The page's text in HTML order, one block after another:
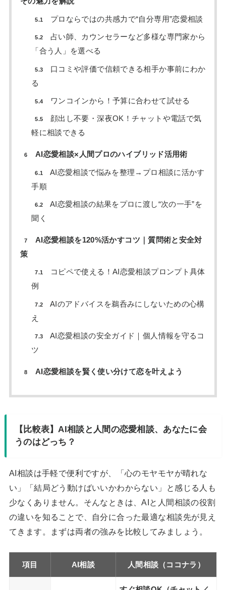
5.1 プロならではの共感力で“自分専用”恋愛相談
5.2
占い師、カウンセラーなど多様な専門家から
「合う人」を選べる
5.3
口コミや評価で信頼できる相手か事前にわか
る
5.4 ワンコインから！予算に合わせて試せる
5.5
顔出し不要・深夜OK！チャットや電話で気
軽に相談できる
6 AI恋愛相談×人間プロのハイブリッド活用術
6.1
AI恋愛相談で悩みを整理→プロ相談に活かす
手順
6.2
AI恋愛相談の結果をプロに渡し“次の一手”を
聞く
7
AI恋愛相談を120%活かすコツ｜質問術と安全対
策
7.1
コピペで使える！AI恋愛相談プロンプト具体
例
7.2
AIのアドバイスを鵜呑みにしないための心構
え
7.3
AI恋愛相談の安全ガイド｜個人情報を守るコ
ツ
8 AI恋愛相談を賢く使い分けて恋を叶えよう
【比較表】AI相談と人間の恋愛相談、あなたに会
うのはどっち？
AI相談は手軽で便利ですが、「心のモヤモヤが晴れな
い」「結局どう動けばいいかわからない」と感じる人も
少なくありません。そんなときは、AIと人間相談の役割
の違いを知ることで、自分に合った最適な相談先が見え
てきます。まずは両者の強みを比較してみましょう。
項目 AI相談 人間相談（ココナラ）